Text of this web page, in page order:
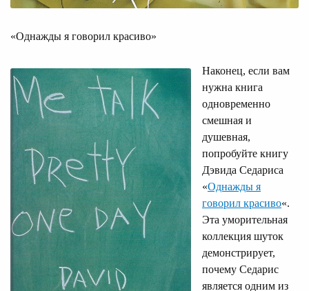
«Однажды я говорил красиво»
Наконец, если вам
нужна книга
одновременно
смешная и
душевная,
попробуйте книгу
Дэвида Седариса
«Однажды я
говорил красиво«.
Эта уморительная
коллекция шуток
демонстрирует,
почему Седарис
является одним из